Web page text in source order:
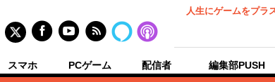
人生にゲームをプラ
スマホ PCゲーム 配信者 編集部PUSH